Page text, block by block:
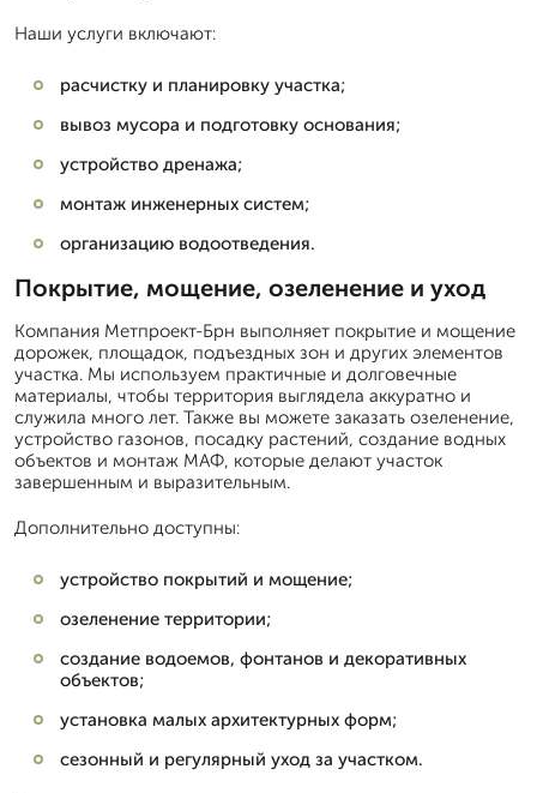
Наши услуги включают:
расчистку и планировку участка;
вывоз мусора и подготовку основания;
устройство дренажа;
монтаж инженерных систем;
организацию водоотведения.
Покрытие, мощение, озеленение и уход
Компания Метпроект-Брн выполняет покрытие и мощение
дорожек, площадок, подъездных зон и других элементов
участка. Мы используем практичные и долговечные
материалы, чтобы территория выглядела аккуратно и
служила много лет. Также вы можете заказать озеленение,
устройство газонов, посадку растений, создание водных
объектов и монтаж МАФ, которые делают участок
завершенным и выразительным.
Дополнительно доступны:
устройство покрытий и мощение;
озеленение территории;
создание водоемов, фонтанов и декоративных
объектов;
установка малых архитектурных форм;
сезонный и регулярный уход за участком.